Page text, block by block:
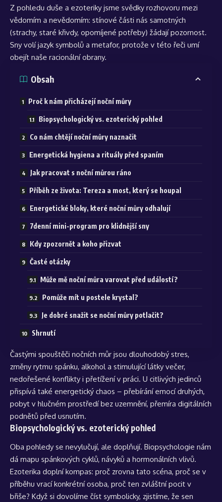
Z pohledu duše a ezoteriky jsme svědky rozhovoru mezi
vědomím a nevědomím: stínové části nás samotných
(strachy, staré křivdy, opomíjené potřeby) žádají pozornost.
Sny volí jazyk symbolů a metafor, protože v této řeči umí
obejít naše racionální obrany.
Obsah
Proč k nám přicházejí noční můry
Biopsychologický vs. ezoterický pohled
Co nám chtějí noční můry naznačit
Energetická hygiena a rituály před spaním
Jak pracovat s noční můrou ráno
Příběh ze života: Tereza a most, který se houpal
Energetické bloky, které noční můry odhalují
7denní mini-program pro klidnější sny
Kdy zpozornět a koho přizvat
Časté otázky
Může mě noční můra varovat před událostí?
Pomůže mít u postele krystal?
Je dobré snažit se noční můry potlačit?
Shrnutí
Častými spouštěči nočních můr jsou dlouhodobý stres,
změny rytmu spánku, alkohol a stimulující látky večer,
nedořešené konflikty i přetížení v práci. U citlivých jedinců
přispívá také energetický chaos – přebírání emocí druhých,
pobyt v hlučném prostředí bez uzemnění, přemíra digitálních
podnětů před usnutím.
Biopsychologický vs. ezoterický pohled
Oba pohledy se nevylučují, ale doplňují. Biopsychologie nám
dá mapu spánkových cyklů, návyků a hormonálních vlivů.
Ezoterika doplní kompas: proč zrovna tato scéna, proč se v
příběhu vrací konkrétní osoba, proč ten zvláštní pocit v
břiše? Když si dovolíme číst symbolicky, zjistíme, že sen